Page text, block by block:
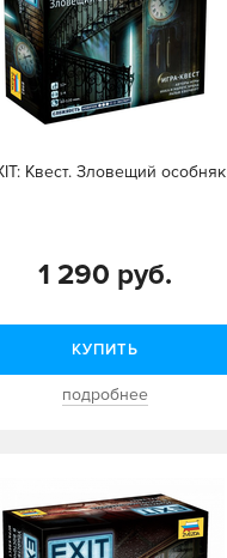
Квест. Зловещий особняк
1 290 руб.
КУПИТЬ
подробнее